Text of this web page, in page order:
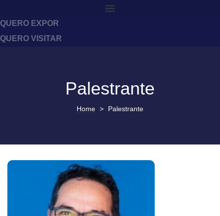
QUERO EXPOR
QUERO VISITAR
Palestrante
Home > Palestrante